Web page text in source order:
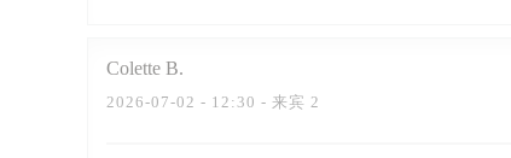
Colette B
2026-07-02 - 12:30 - 来宾 2